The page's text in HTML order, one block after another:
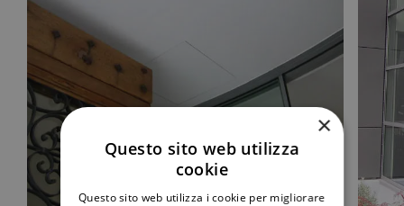
×
Questo sito web utilizza
cookie
Questo sito web utilizza i cookie per migliorare